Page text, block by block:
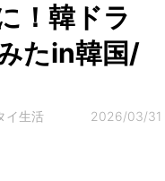
！韓ドラ
たin韓国/
イ生活
2026/03/31